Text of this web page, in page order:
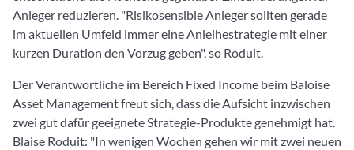
Anleger reduzieren. "Risikosensible Anleger sollten gerade
im aktuellen Umfeld immer eine Anleihestrategie mit einer
kurzen Duration den Vorzug geben", so Roduit.
Der Verantwortliche im Bereich Fixed Income beim Baloise
Asset Management freut sich, dass die Aufsicht inzwischen
zwei gut dafür geeignete Strategie-Produkte genehmigt hat.
Blaise Roduit: "In wenigen Wochen gehen wir mit zwei neuen